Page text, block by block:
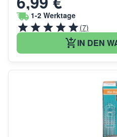
1-2 Werktage
(7)
IN DEN